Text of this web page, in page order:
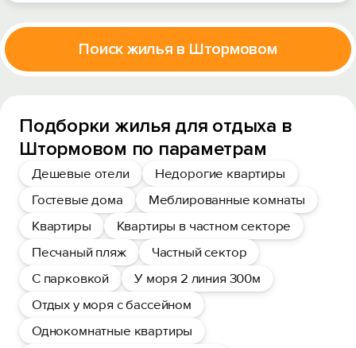
Поиск жилья в Штормовом
Подборки жилья для отдыха в
Штормовом по параметрам
Дешевые отели
Недорогие квартиры
Гостевые дома
Меблированные комнаты
Квартиры
Квартиры в частном секторе
Песчаный пляж
Частный сектор
С парковкой
У моря 2 линия 300м
Отдых у моря с бассейном
Однокомнатные квартиры